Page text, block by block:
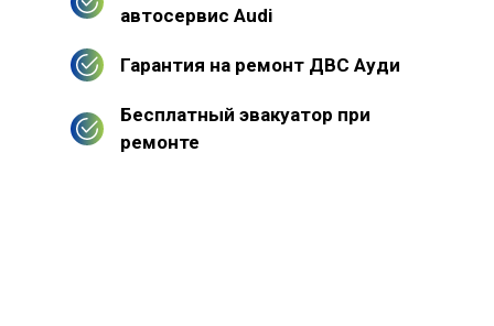
автосервис Audi
Гарантия на ремонт ДВС Ауди
Бесплатный эвакуатор при
ремонте